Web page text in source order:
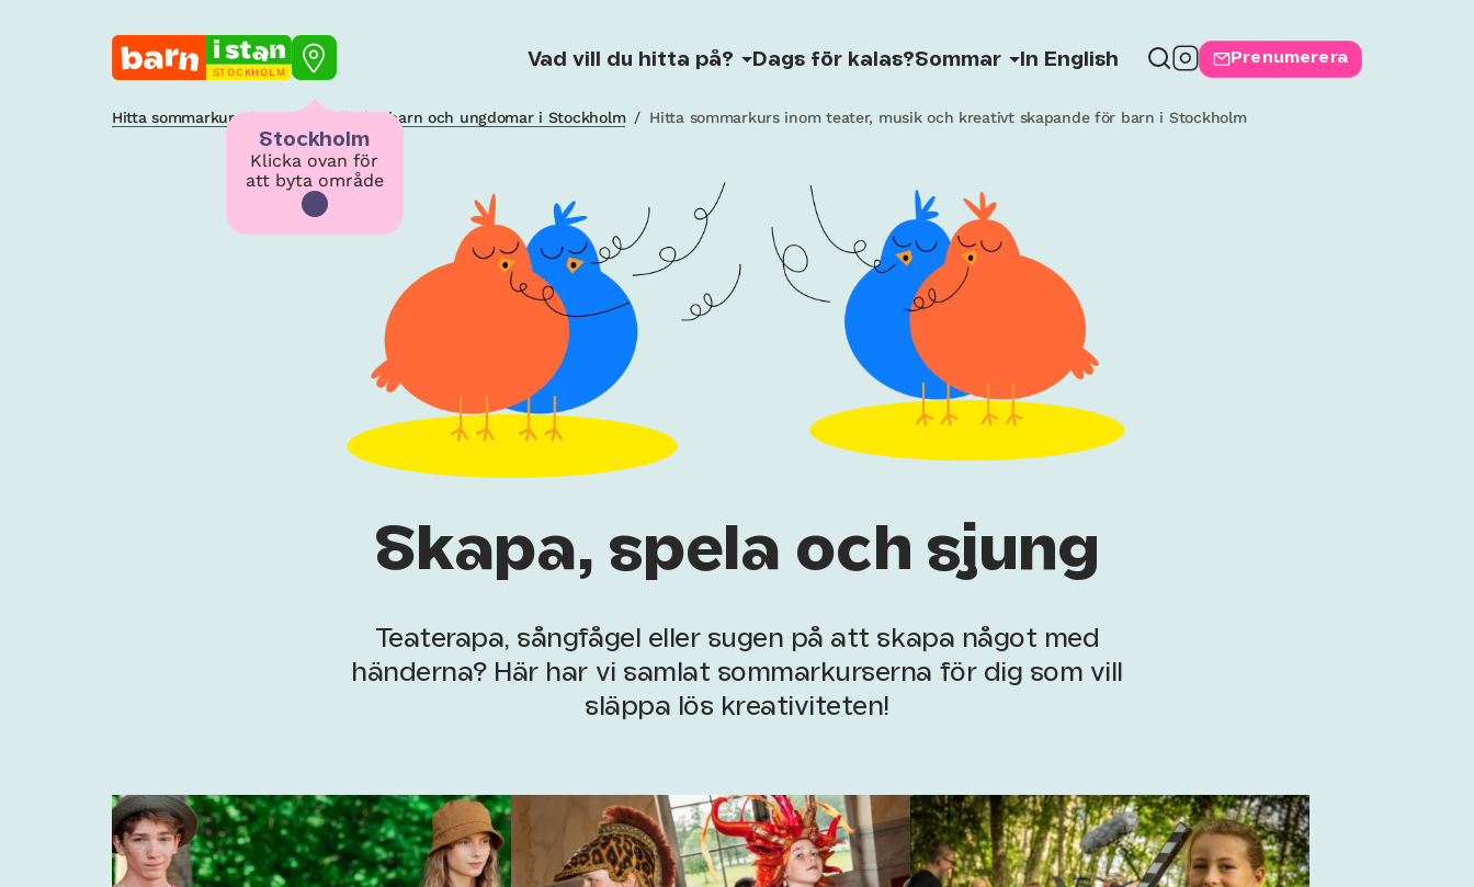
STOCKHOLM
Stockholm
Klicka ovan för
att byta område
Vad vill du hitta på? Dags för kalas?Sommar In English Prenumerera
Hitta sommarkurs, läger och kollo för barn och ungdomar i Stockholm / Hitta sommarkurs inom teater, musik och kreativt skapande för barn i Stockholm
Skapa, spela och sjung
Teaterapa, sångfågel eller sugen på att skapa något med
händerna? Här har vi samlat sommarkurserna för dig som vill
släppa lös kreativiteten!